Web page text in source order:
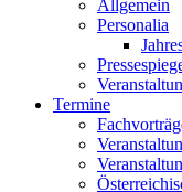
Allgemein
Personalia
Termine